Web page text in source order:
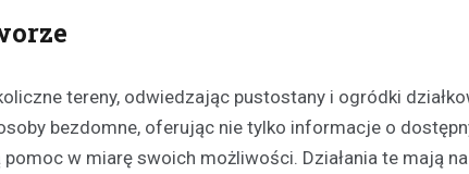
tereny, odwiedzając pustostany i ogródki
bezdomne, oferując nie tylko informacje o
w miarę swoich możliwości. Działania te mają